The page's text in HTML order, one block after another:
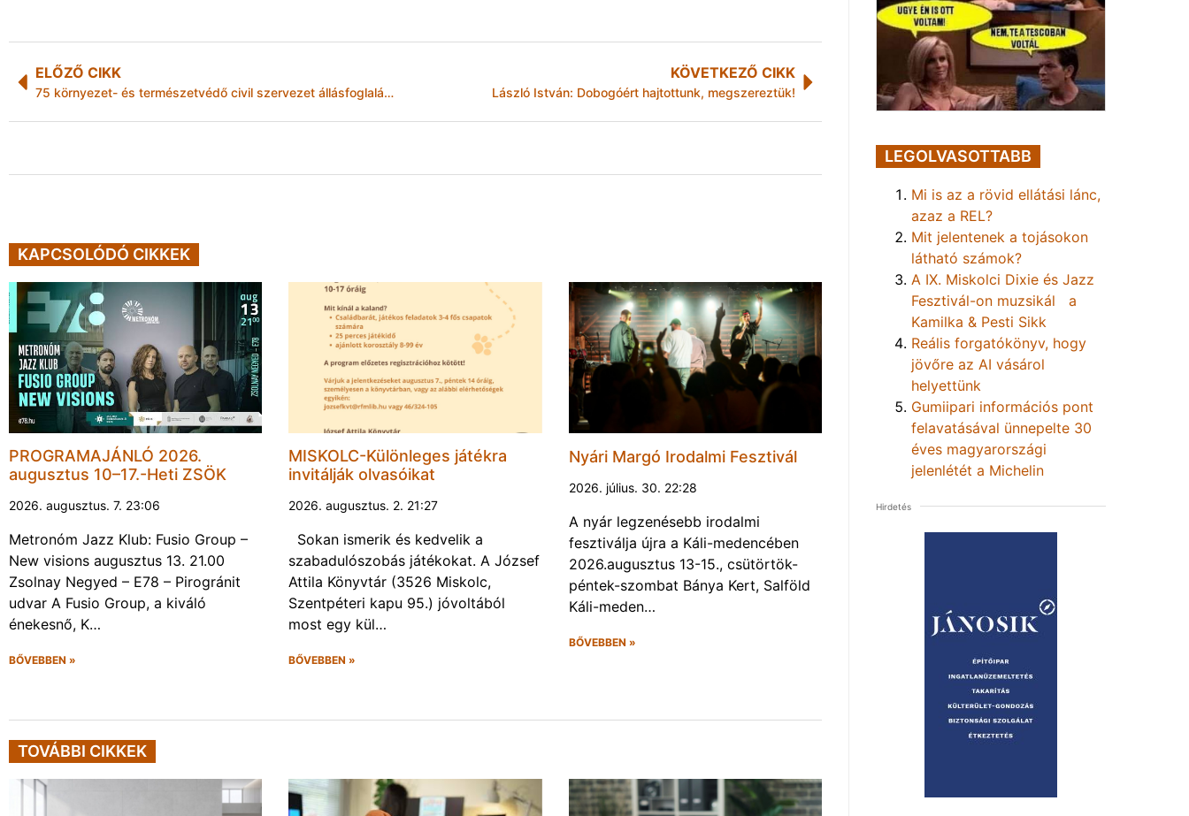
ELŐZŐ CIKK
75 környezet- és természetvédő civil szervezet állásfoglalása
KÖVETKEZŐ CIKK
László István: Dobogóért hajtottunk, megszereztük!
KAPCSOLÓDÓ CIKKEK
PROGRAMAJÁNLÓ 2026.
augusztus 10–17.-Heti ZSÖK
2026. augusztus. 7. 23:06
Metronóm Jazz Klub: Fusio Group –
New visions augusztus 13. 21.00
Zsolnay Negyed – E78 – Pirogránit
udvar A Fusio Group, a kiváló
énekesnő, K…
BŐVEBBEN »
MISKOLC-Különleges játékra
invitálják olvasóikat
2026. augusztus. 2. 21:27
Sokan ismerik és kedvelik a
szabadulószobás játékokat. A József
Attila Könyvtár (3526 Miskolc,
Szentpéteri kapu 95.) jóvoltából
most egy kül…
BŐVEBBEN »
Nyári Margó Irodalmi Fesztivál
2026. július. 30. 22:28
A nyár legzenésebb irodalmi
fesztiválja újra a Káli-medencében
2026.augusztus 13-15., csütörtök-
péntek-szombat Bánya Kert, Salföld
Káli-meden…
BŐVEBBEN »
TOVÁBBI CIKKEK
LEGOLVASOTTABB
Mi is az a rövid ellátási lánc,
azaz a REL?
Mit jelentenek a tojásokon
látható számok?
A IX. Miskolci Dixie és Jazz
Fesztivál-on muzsikál a
Kamilka & Pesti Sikk
Reális forgatókönyv, hogy
jövőre az AI vásárol
helyettünk
Gumiipari információs pont
felavatásával ünnepelte 30
éves magyarországi
jelenlétét a Michelin
Hirdetés